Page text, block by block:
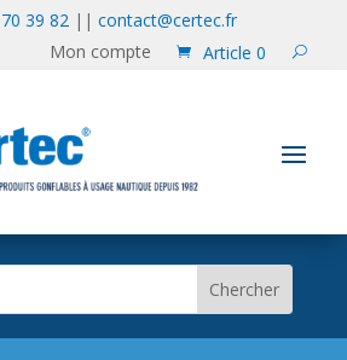
39 82 ||contact@certec.fr
Mon compte
Article 0